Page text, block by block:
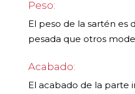
Peso:
El peso de la sartén es
pesada que otros
Acabado:
El acabado de la parte